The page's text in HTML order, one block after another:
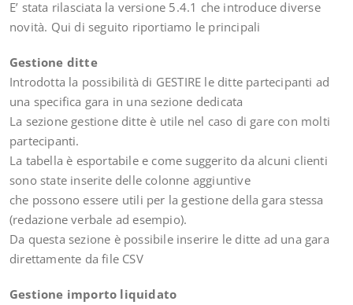
E’ stata rilasciata la versione 5.4.1 che introduce diverse
novità. Qui di seguito riportiamo le principali
Gestione ditte
Introdotta la possibilità di GESTIRE le ditte partecipanti ad
una specifica gara in una sezione dedicata
La sezione gestione ditte è utile nel caso di gare con molti
partecipanti.
La tabella è esportabile e come suggerito da alcuni clienti
sono state inserite delle colonne aggiuntive
che possono essere utili per la gestione della gara stessa
(redazione verbale ad esempio).
Da questa sezione è possibile inserire le ditte ad una gara
direttamente da file CSV
Gestione importo liquidato